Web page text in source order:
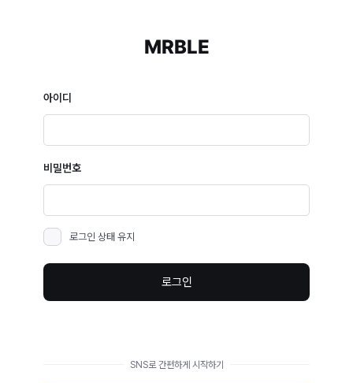
MRBLE
아이디
비밀번호
로그인 상태 유지
로그인
SNS로 간편하게 시작하기